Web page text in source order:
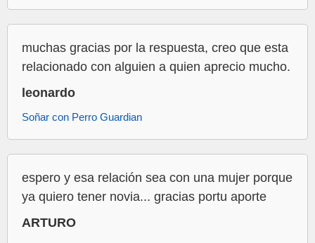
muchas gracias por la respuesta, creo que esta
relacionado con alguien a quien aprecio mucho.
leonardo
Soñar con Perro Guardian
espero y esa relación sea con una mujer porque
ya quiero tener novia... gracias portu aporte
ARTURO